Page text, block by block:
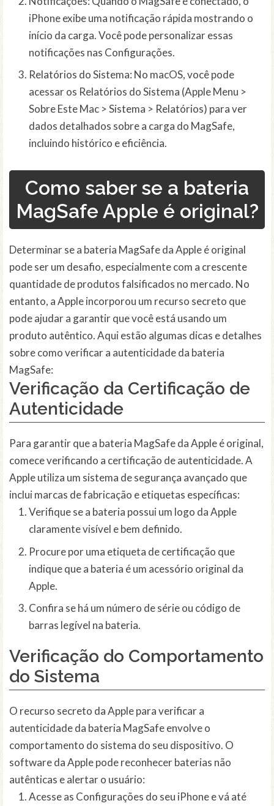
iPhone exibe uma notificação rápida mostrando o
início da carga. Você pode personalizar essas
notificações nas Configurações.
Relatórios do Sistema: No macOS, você pode
acessar os Relatórios do Sistema (Apple Menu >
Sobre Este Mac > Sistema > Relatórios) para ver
dados detalhados sobre a carga do MagSafe,
incluindo histórico e eficiência.
Como saber se a bateria
MagSafe Apple é original?
Determinar se a bateria MagSafe da Apple é original
pode ser um desafio, especialmente com a crescente
quantidade de produtos falsificados no mercado. No
entanto, a Apple incorporou um recurso secreto que
pode ajudar a garantir que você está usando um
produto autêntico. Aqui estão algumas dicas e detalhes
sobre como verificar a autenticidade da bateria
MagSafe:
Verificação da Certificação de
Autenticidade
Para garantir que a bateria MagSafe da Apple é original,
comece verificando a certificação de autenticidade. A
Apple utiliza um sistema de segurança avançado que
inclui marcas de fabricação e etiquetas específicas:
Verifique se a bateria possui um logo da Apple
claramente visível e bem definido.
Procure por uma etiqueta de certificação que
indique que a bateria é um acessório original da
Apple.
Confira se há um número de série ou código de
barras legível na bateria.
Verificação do Comportamento
do Sistema
O recurso secreto da Apple para verificar a
autenticidade da bateria MagSafe envolve o
comportamento do sistema do seu dispositivo. O
software da Apple pode reconhecer baterias não
autênticas e alertar o usuário:
Acesse as Configurações do seu iPhone e vá até